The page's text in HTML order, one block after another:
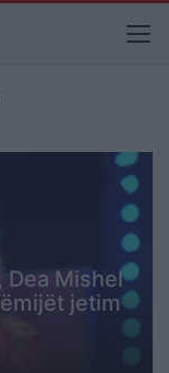
Mishel
jetim